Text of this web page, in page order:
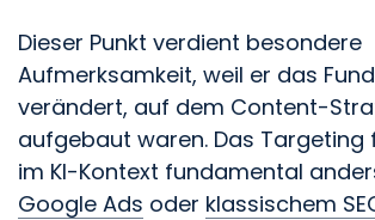
Dieser Punkt verdient besondere
Aufmerksamkeit, weil er das
verändert, auf dem Content-
aufgebaut waren. Das Targeting
im KI-Kontext fundamental
Google Ads oder klassischem